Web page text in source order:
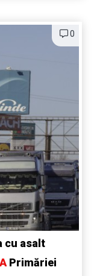
0
cu asalt
Primăriei